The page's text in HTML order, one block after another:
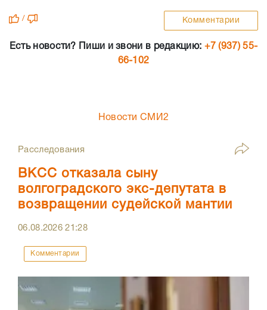
/ Комментарии
Есть новости? Пиши и звони в редакцию: +7 (937) 55-
66-102
Новости СМИ2
Расследования
ВКСС отказала сыну
волгоградского экс-депутата в
возвращении судейской мантии
06.08.202621:28
Комментарии